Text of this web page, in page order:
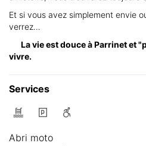
Et si vous avez simplement envie
verrez…
La vie est douce à Parrinet et
vivre.
Services
Abri moto